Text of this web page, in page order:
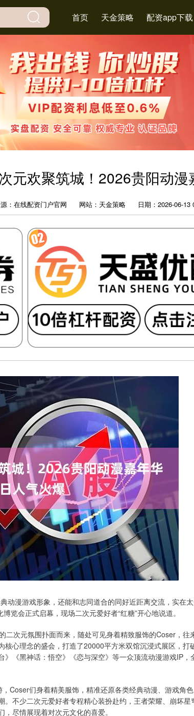
首页 天金策略 配资app下载
元欢聚筑城！2026贵阳动
：在线配资门户官网 网站：天金策略 日期：2026-06-13
动漫游戏形象，还能和志同道合的同好近距离交流，实在
览会正式启幕，现场二次元爱好者“红糖”开心地说道。
二次元氛围扑面而来，随处可见身着精致服饰的Coser，往
核心理念的盛会，打造了20000平方米双馆沉浸式展区，打
《黑神话：悟空》《恋与深空》等一众顶流动漫游戏IP，
Coser们身着精美服饰，精准还原各类经典动漫、游戏角
不少二次元爱好者专程精心装扮赴约，王者荣耀、崩坏星
尽情展现着对次元文化的喜爱。